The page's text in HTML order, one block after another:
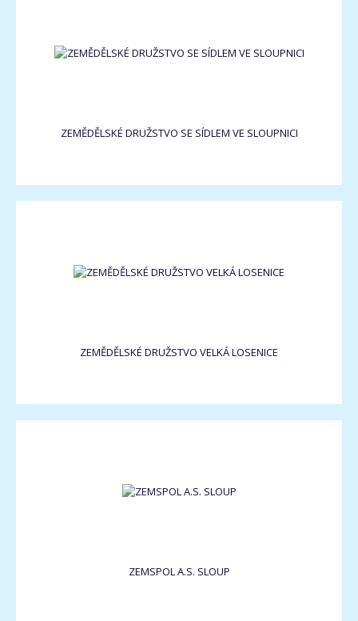
ZEMĚDĚLSKÉ DRUŽSTVO SE SÍDLEM VE SLOUPNICI
ZEMĚDĚLSKÉ DRUŽSTVO VELKÁ LOSENICE
ZEMSPOL A.S. SLOUP